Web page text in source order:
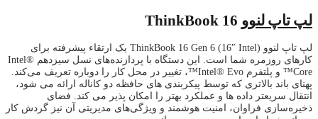
لپ تاپ لنوو
لپ تاپ لنوو ThinkBook 16 Gen 6 (16″ Intel) یک ارتقاء پیشرفته برای
کارهای روزمره شما است. این دستگاه با پردازنده‌های نسل سیزدهم Intel®
Core™ و پلتفرم Intel® Evo™، تغییر در محل کار را دوباره تعریف می‌کند.
پهنای باند بالاتری که توسط پیکربندی های حافظه دو کاناله ارائه می شود،
انتقال سریعتر داده ها و عملکرد بهتر را امکان پذیر می کند. فضای
ذخیره‌سازی فراوان، امنیت هوشمند و ویژگی‌های مدیریتی آن نیز گردش کار